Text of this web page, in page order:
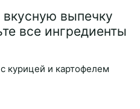
вкусную выпечку
все ингредиенты